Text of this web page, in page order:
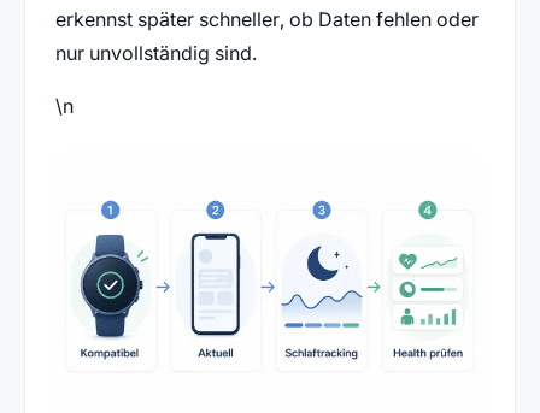
erkennst später schneller, ob Daten fehlen oder
nur unvollständig sind.
\n